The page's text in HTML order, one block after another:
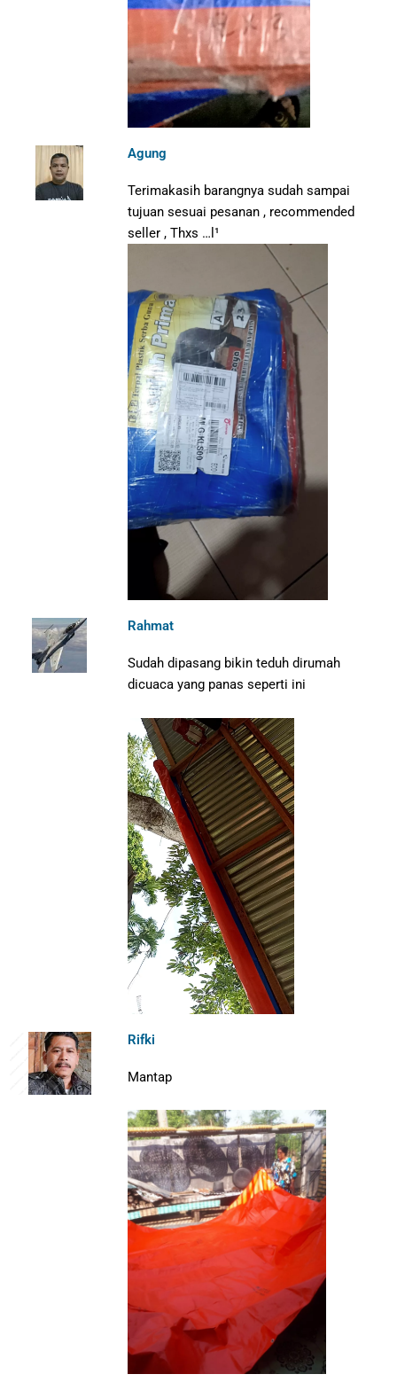
Agung
Terimakasih barangnya sudah sampai
tujuan sesuai pesanan , recommended
seller , Thxs …l¹
Rahmat
Sudah dipasang bikin teduh dirumah
dicuaca yang panas seperti ini
Rifki
Mantap